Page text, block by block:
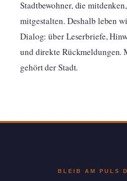
Stadtbewohner, die
mitgestalten. Deshalb leben
Dialog: über Leserbriefe,
und direkte Rückmeldungen.
gehört der Stadt.
BLEIB AM PULS